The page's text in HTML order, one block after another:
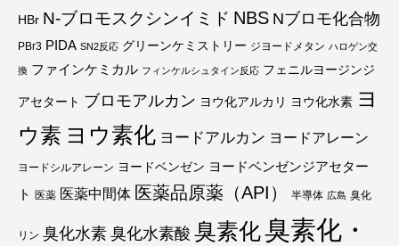
HBr N-ブロモスクシンイミド NBS Nブロモ化合物
PBr3 PIDA SN2反応 グリーンケミストリー ジヨードメタン ハロゲン交
換 ファインケミカル フィンケルシュタイン反応 フェニルヨージンジ
アセタート ブロモアルカン ヨウ化アルカリ ヨウ化水素 ヨ
ウ素 ヨウ素化 ヨードアルカン ヨードアレーン
ヨードシルアレーン ヨードベンゼン ヨードベンゼンジアセター
ト 医薬 医薬中間体 医薬品原薬（API） 半導体 広島 臭化
リン 臭化水素 臭化水素酸 臭素化臭素化・